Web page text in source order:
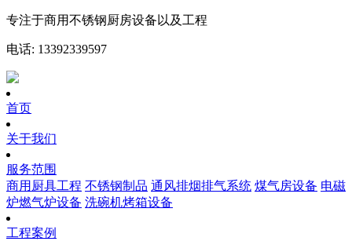
专注于商用不锈钢厨房设备以及工程
电话: 13392339597
首页
关于我们
服务范围
商用厨具工程 不锈钢制品 通风排烟排气系统 煤气房设备 电磁
炉燃气炉设备 洗碗机烤箱设备
工程案例